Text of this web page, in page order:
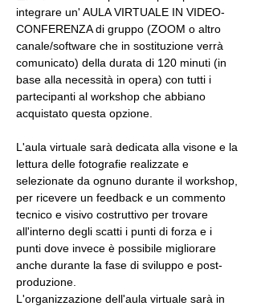
integrare un' AULA VIRTUALE IN VIDEO-
CONFERENZA di gruppo (ZOOM o altro
canale/software che in sostituzione verrà
comunicato) della durata di 120 minuti (in
base alla necessità in opera) con tutti i
partecipanti al workshop che abbiano
acquistato questa opzione.
L'aula virtuale sarà dedicata alla visone e la
lettura delle fotografie realizzate e
selezionate da ognuno durante il workshop,
per ricevere un feedback e un commento
tecnico e visivo costruttivo per trovare
all'interno degli scatti i punti di forza e i
punti dove invece è possibile migliorare
anche durante la fase di sviluppo e post-
produzione.
L'organizzazione dell'aula virtuale sarà in